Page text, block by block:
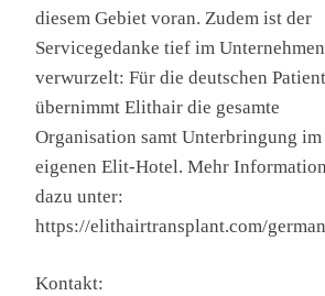
diesem Gebiet voran. Zudem ist der
Servicegedanke tief im Unternehmen
verwurzelt: Für die deutschen
übernimmt Elithair die gesamte
Organisation samt Unterbringung im
eigenen Elit-Hotel. Mehr
dazu unter:
https://elithairtransplant.com/
Kontakt: